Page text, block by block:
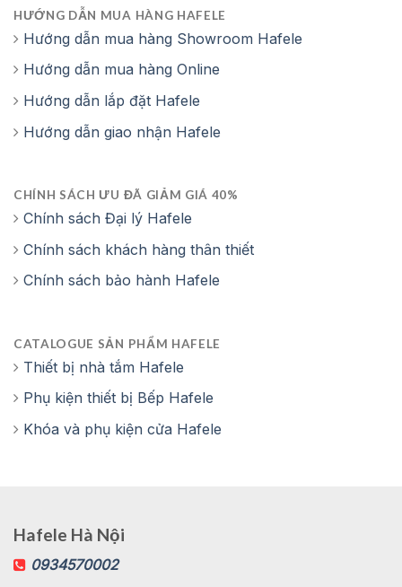
HƯỚNG DẪN MUA HÀNG HAFELE
Hướng dẫn mua hàng Showroom Hafele
Hướng dẫn mua hàng Online
Hướng dẫn lắp đặt Hafele
Hướng dẫn giao nhận Hafele
CHÍNH SÁCH ƯU ĐÃ GIẢM GIÁ 40%
Chính sách Đại lý Hafele
Chính sách khách hàng thân thiết
Chính sách bảo hành Hafele
CATALOGUE SẢN PHẨM HAFELE
Thiết bị nhà tắm Hafele
Phụ kiện thiết bị Bếp Hafele
Khóa và phụ kiện cửa Hafele
Hafele Hà Nội
0934570002